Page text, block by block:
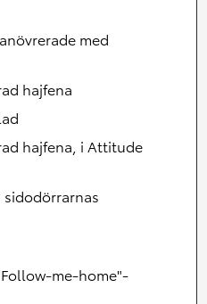
med
hajfena
hajfena, i Attitude
sidodörrarnas
me-home"-